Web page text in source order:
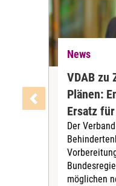
News
VDAB zu
Plänen:
Ersatz
Der
möglichen